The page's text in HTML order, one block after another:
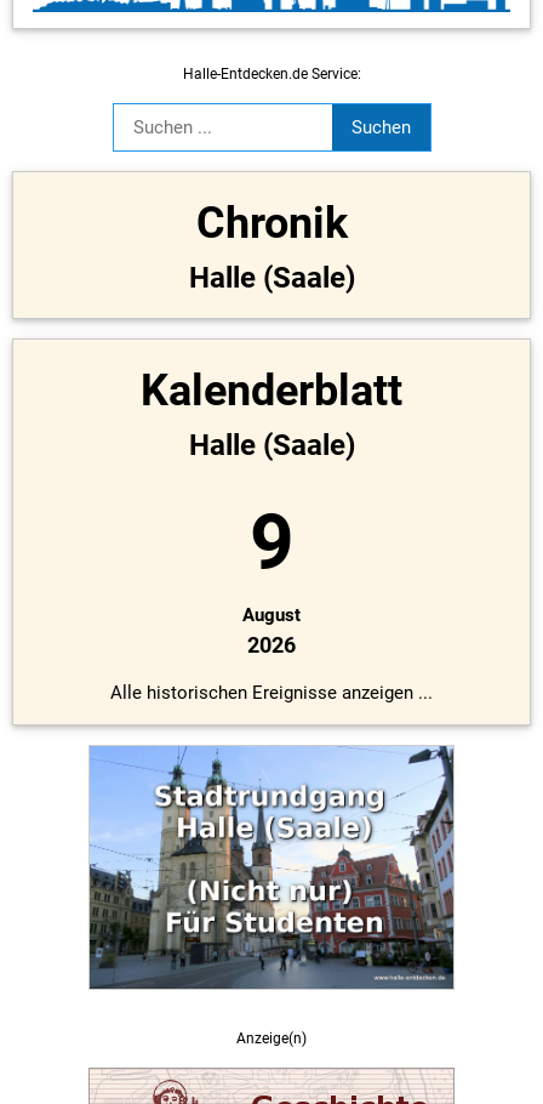
Halle-Entdecken.de Service:
Chronik
Halle (Saale)
Kalenderblatt
Halle (Saale)
9
August
2026
Alle historischen Ereignisse anzeigen ...
Anzeige(n)